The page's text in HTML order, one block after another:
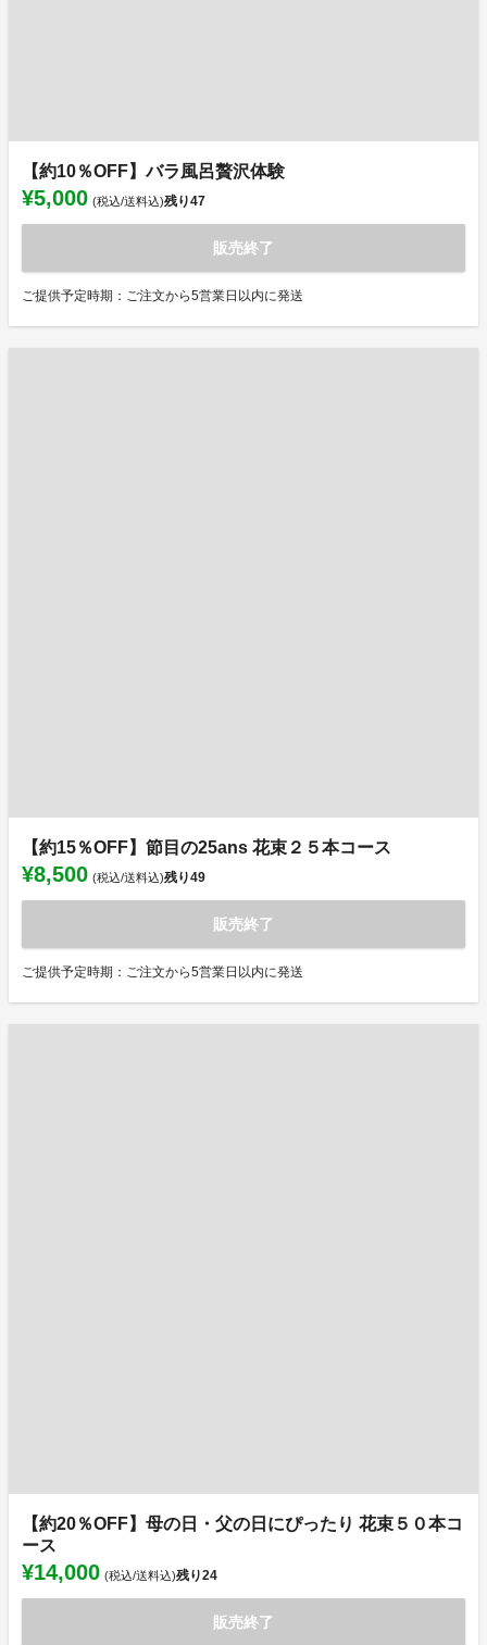
【約10％OFF】バラ風呂贅沢体験
¥5,000 (税込/送料込)残り47
販売終了
ご提供予定時期：ご注文から5営業日以内に発送
【約15％OFF】節目の25ans 花束２５本コース
¥8,500 (税込/送料込)残り49
販売終了
ご提供予定時期：ご注文から5営業日以内に発送
【約20％OFF】母の日・父の日にぴったり 花束５０本コ
ース
¥14,000 (税込/送料込)残り24
販売終了